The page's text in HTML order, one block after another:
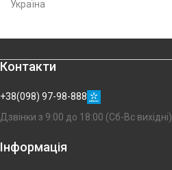
Україна
Контакти
+38(098) 97-98-888
Дзвінки з 9:00 до 18:00 (Сб-Вс вихідні)
Інформація